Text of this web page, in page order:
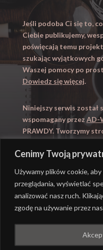
Cenimy Twoją
Używamy plików cookie,
przeglądania, wyświetlać
analizować nasz ruch.
zgodę na używanie przez
Jeśli podoba Ci się to,
Ciebie publikujemy,
poświęcają temu
szukając wyjątkowych
Waszej pomocy po
Dowiedz się więcej.
Niniejszy serwis został
wspomagany przez AD-
PRAWDY. Tworzymy
Zapraszamy takze na
AD-